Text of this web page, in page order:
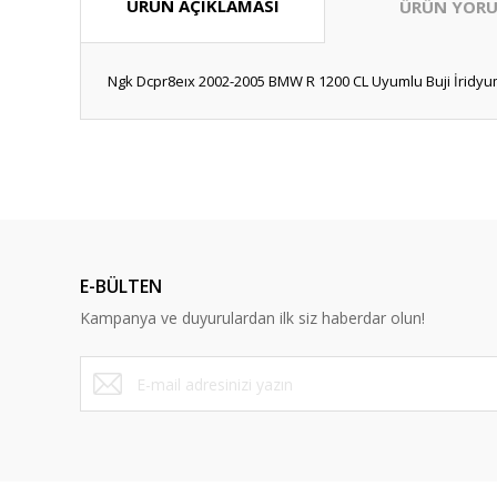
ÜRÜN AÇIKLAMASI ÜRÜN
Ngk Dcpr8eıx 2002-2005 BMW R 1200 CL Uyumlu Buji
Ürün bilgilerinde hatalar bulunuyor.
Ürün fiyatı diğer sitelerden daha pahalı.
Bu ürüne benzer farklı alternatifler olmalı.
E-BÜLTEN
Kampanya ve duyurulardan ilk siz haberdar olun!